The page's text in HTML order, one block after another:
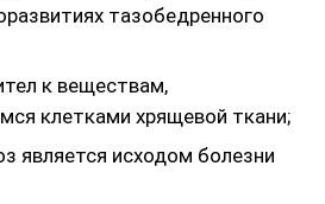
тазобедренного
к веществам,
клетками хрящевой ткани;
является исходом болезни